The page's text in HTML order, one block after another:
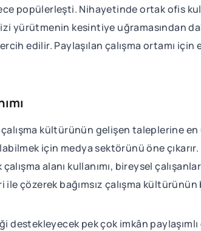
popülerleşti. Nihayetinde ortak ofis
yürütmenin kesintiye uğramasından
edilir. Paylaşılan çalışma ortamı
kültürünün gelişen taleplerine en
için medya sektörünü öne
alanı kullanımı, bireysel
çözerek bağımsız çalışma kültürünün
destekleyecek pek çok imkân